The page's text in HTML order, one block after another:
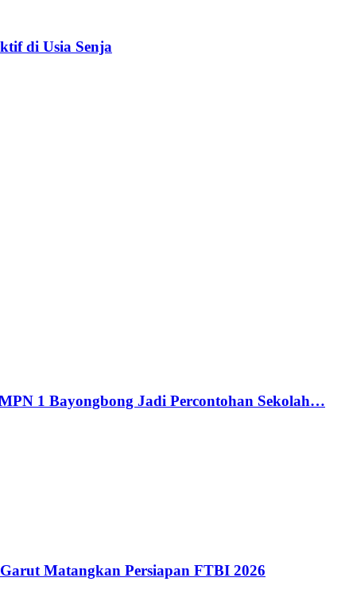
di Usia Senja
1 Bayongbong Jadi Percontohan Sekolah…
Matangkan Persiapan FTBI 2026